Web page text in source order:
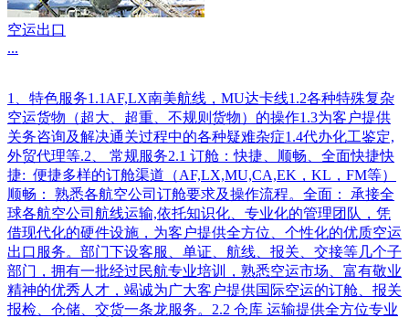
空运出口
...
1、特色服务1.1AF,LX南美航线，MU达卡线1.2各种特殊复杂
空运货物（超大、超重、不规则货物）的操作1.3为客户提供
关务咨询及解决通关过程中的各种疑难杂症1.4代办化工鉴定,
外贸代理等.2、 常规服务2.1 订舱：快捷、顺畅、全面快捷快
捷: 便捷多样的订舱渠道（AF,LX,MU,CA,EK，KL，FM等）
顺畅： 熟悉各航空公司订舱要求及操作流程。全面： 承接全
球各航空公司航线运输,依托知识化、专业化的管理团队，凭
借现代化的硬件设施，为客户提供全方位、个性化的优质空运
出口服务。部门下设客服、单证、航线、报关、交接等几个子
部门，拥有一批经过民航专业培训，熟悉空运市场、富有敬业
精神的优秀人才，竭诚为广大客户提供国际空运的订舱、报关
报检、仓储、交货一条龙服务。2.2 仓库 运输提供全方位专业